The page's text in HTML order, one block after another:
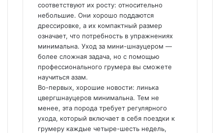
соответствуют их росту: относительно
небольшие. Они хорошо поддаются
дрессировке, а их компактный размер
означает, что потребность в упражнениях
минимальна. Уход за мини-шнауцером —
более сложная задача, но с помощью
профессионального грумера вы сможете
научиться азам.
Во-первых, хорошие новости: линька
цвергшнауцеров минимальна. Тем не
менее, эта порода требует регулярного
ухода, который включает в себя поездки к
грумеру каждые четыре-шесть недель,